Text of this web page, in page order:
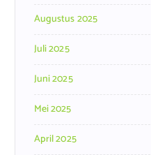
Augustus 2025
Juli 2025
Juni 2025
Mei 2025
April 2025